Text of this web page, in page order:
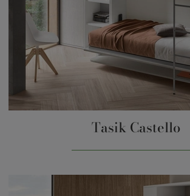
Tasik Castello